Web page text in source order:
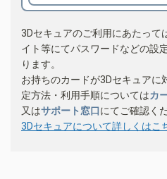
3Dセキュアのご利用にあたって
イト等にてパスワードなどの設
ります。
お持ちのカードが3Dセキュアに
定方法・利用手順についてはカ
又はサポート窓口にてご確認く
3Dセキュアについて詳しくはこ